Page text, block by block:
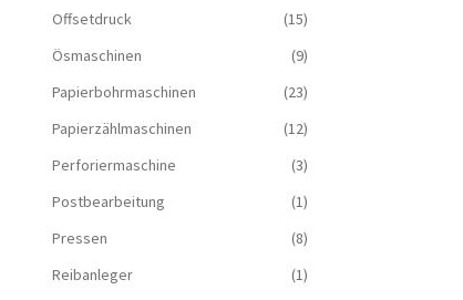
Offsetdruck
(15)
Ösmaschinen
(9)
Papierbohrmaschinen
(23)
Papierzählmaschinen
(12)
Perforiermaschine
(3)
Postbearbeitung
(1)
Pressen
(8)
Reibanleger
(1)